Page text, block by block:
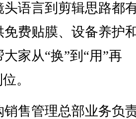
语言到剪辑思路都
费贴膜、设备养护
家从“换”到“用”再
。
售管理总部业务负